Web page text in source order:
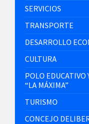
SERVICIOS
TRANSPORTE
DESARROLLO
CULTURA
POLO EDUCATIVO
“LA MÁXIMA”
TURISMO
CONCEJO